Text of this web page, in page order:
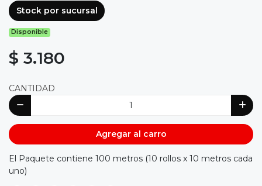
Stock por sucursal
Disponible
$ 3.180
CANTIDAD
Agregar al carro
El Paquete contiene 100 metros (10 rollos x 10 metros cada
uno)